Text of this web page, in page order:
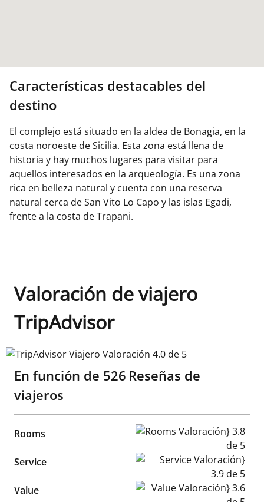
Características destacables del
destino
El complejo está situado en la aldea de Bonagia, en la
costa noroeste de Sicilia. Esta zona está llena de
historia y hay muchos lugares para visitar para
aquellos interesados ​​en la arqueología. Es una zona
rica en belleza natural y cuenta con una reserva
natural cerca de San Vito Lo Capo y las islas Egadi,
frente a la costa de Trapani.
Valoración de viajero
TripAdvisor
TripAdvisor Viajero Valoración 4.0 de 5
En función de 526 Reseñas de
viajeros
Rooms Rooms Valoración} 3.8 de 5
Service Service Valoración} 3.9 de 5
Value Value Valoración} 3.6 de 5